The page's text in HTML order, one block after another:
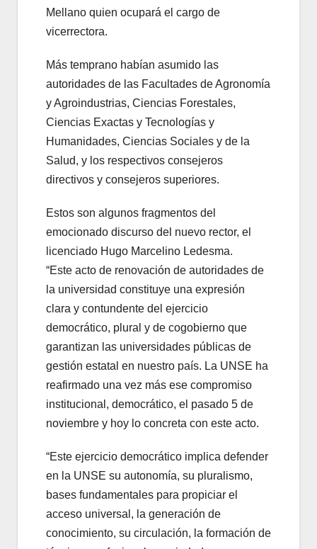
Mellano quien ocupará el cargo de
vicerrectora.
Más temprano habían asumido las
autoridades de las Facultades de Agronomía
y Agroindustrias, Ciencias Forestales,
Ciencias Exactas y Tecnologías y
Humanidades, Ciencias Sociales y de la
Salud, y los respectivos consejeros
directivos y consejeros superiores.
Estos son algunos fragmentos del
emocionado discurso del nuevo rector, el
licenciado Hugo Marcelino Ledesma.
“Este acto de renovación de autoridades de
la universidad constituye una expresión
clara y contundente del ejercicio
democrático, plural y de cogobierno que
garantizan las universidades públicas de
gestión estatal en nuestro país. La UNSE ha
reafirmado una vez más ese compromiso
institucional, democrático, el pasado 5 de
noviembre y hoy lo concreta con este acto.
“Este ejercicio democrático implica defender
en la UNSE su autonomía, su pluralismo,
bases fundamentales para propiciar el
acceso universal, la generación de
conocimiento, su circulación, la formación de